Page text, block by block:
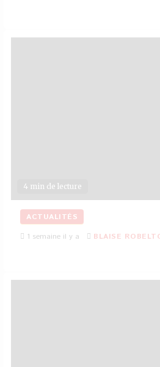
4 min de lecture
ACTUALITÉS
1 semaine il y a
BLAISE